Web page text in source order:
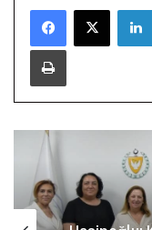
Yazdır